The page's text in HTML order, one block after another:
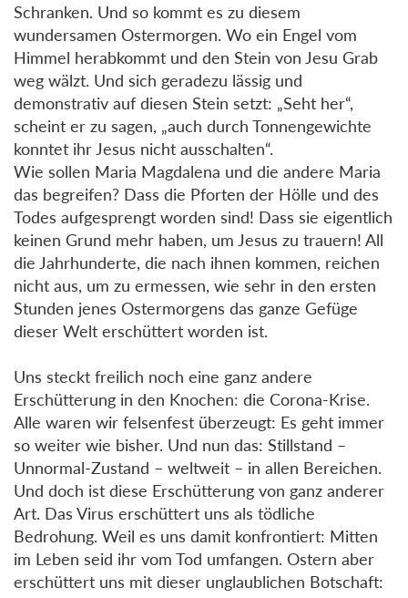
Schranken. Und so kommt es zu diesem
wundersamen Ostermorgen. Wo ein Engel vom
Himmel herabkommt und den Stein von Jesu Grab
weg wälzt. Und sich geradezu lässig und
demonstrativ auf diesen Stein setzt: „Seht her“,
scheint er zu sagen, „auch durch Tonnengewichte
konntet ihr Jesus nicht ausschalten“.
Wie sollen Maria Magdalena und die andere Maria
das begreifen? Dass die Pforten der Hölle und des
Todes aufgesprengt worden sind! Dass sie eigentlich
keinen Grund mehr haben, um Jesus zu trauern! All
die Jahrhunderte, die nach ihnen kommen, reichen
nicht aus, um zu ermessen, wie sehr in den ersten
Stunden jenes Ostermorgens das ganze Gefüge
dieser Welt erschüttert worden ist.
Uns steckt freilich noch eine ganz andere
Erschütterung in den Knochen: die Corona-Krise.
Alle waren wir felsenfest überzeugt: Es geht immer
so weiter wie bisher. Und nun das: Stillstand –
Unnormal-Zustand – weltweit – in allen Bereichen.
Und doch ist diese Erschütterung von ganz anderer
Art. Das Virus erschüttert uns als tödliche
Bedrohung. Weil es uns damit konfrontiert: Mitten
im Leben seid ihr vom Tod umfangen. Ostern aber
erschüttert uns mit dieser unglaublichen Botschaft: